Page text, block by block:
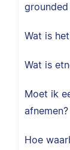
Wat is
Wat is
Moet ik
afnemen?
Hoe